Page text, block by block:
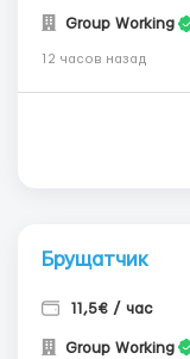
Group Working
12 часов назад
Брущатчик
11,5€ / час
Group Working